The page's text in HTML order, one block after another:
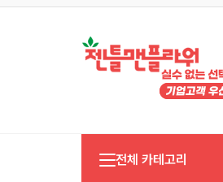
전체 카테고리